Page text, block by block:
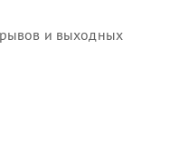
и выходных